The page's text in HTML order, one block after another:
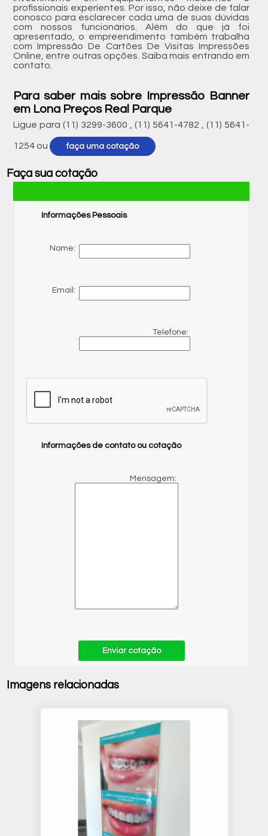
profissionais experientes. Por isso, não deixe de falar
conosco para esclarecer cada uma de suas dúvidas
com nossos funcionários. Além do que já foi
apresentado, o empreendimento também trabalha
com Impressão De Cartões De Visitas Impressões
Online, entre outras opções. Saiba mais entrando em
contato.
Para saber mais sobre Impressão Banner
em Lona Preços Real Parque
Ligue para (11) 3299-3600 ,(11) 5641-4782 ,(11) 5641-
1254 ou faça uma cotação
Faça sua cotação
Informações Pessoais
Nome:
Email:
Telefone:
Informações de contato ou cotação
Mensagem:
Enviar cotação
Imagens relacionadas